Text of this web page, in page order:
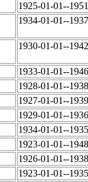
1925-01-01--
1934-01-01--
1930-01-01--
1933-01-01--
1928-01-01--
1927-01-01--
1929-01-01--
1934-01-01--
1923-01-01--
1926-01-01--
1923-01-01--